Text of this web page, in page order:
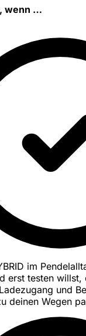
wenn …
im
erst testen willst,
und
deinen Wegen